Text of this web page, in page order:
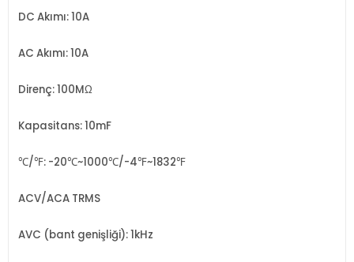
DC Akımı: 10A
AC Akımı: 10A
Direnç: 100MΩ
Kapasitans: 10mF
℃/℉: -20℃~1000℃/-4℉~1832℉
ACV/ACA TRMS
AVC (bant genişliği): 1kHz